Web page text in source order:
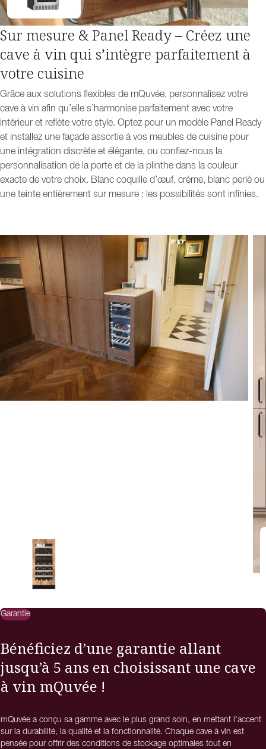
Sur mesure & Panel Ready – Créez une
cave à vin qui s’intègre parfaitement à
votre cuisine
Grâce aux solutions flexibles de mQuvée, personnalisez votre
cave à vin afin qu’elle s’harmonise parfaitement avec votre
intérieur et reflète votre style. Optez pour un modèle Panel Ready
et installez une façade assortie à vos meubles de cuisine pour
une intégration discrète et élégante, ou confiez-nous la
personnalisation de la porte et de la plinthe dans la couleur
exacte de votre choix. Blanc coquille d’œuf, crème, blanc perlé ou
une teinte entièrement sur mesure : les possibilités sont infinies.
Garantie
Bénéficiez d’une garantie allant
jusqu’à 5 ans en choisissant une cave
à vin mQuvée !
mQuvée a conçu sa gamme avec le plus grand soin, en mettant l’accent
sur la durabilité, la qualité et la fonctionnalité. Chaque cave à vin est
pensée pour offrir des conditions de stockage optimales tout en